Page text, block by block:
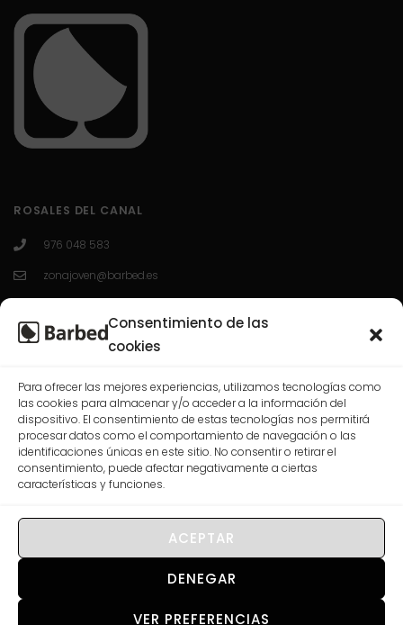
Consentimiento de las
cookies
Para ofrecer las mejores experiencias, utilizamos tecnologías como
las cookies para almacenar y/o acceder a la información del
dispositivo. El consentimiento de estas tecnologías nos permitirá
procesar datos como el comportamiento de navegación o las
identificaciones únicas en este sitio. No consentir o retirar el
consentimiento, puede afectar negativamente a ciertas
características y funciones.
ACEPTAR
DENEGAR
VER PREFERENCIAS
ROSALES DEL CANAL
976 048 583
zonajoven@barbed.es
L-V 10:00-13:30 / 16:30-20:00
CASABLANCA
976 568 074
correo@barbed.es